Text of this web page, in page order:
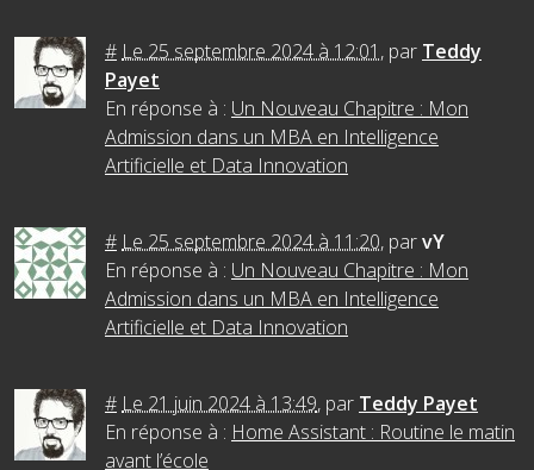
# Le 25 septembre 2024 à 12:01 , par Teddy
Payet
En réponse à : Un Nouveau Chapitre : Mon
Admission dans un MBA en Intelligence
Artificielle et Data Innovation
# Le 25 septembre 2024 à 11:20, parvY
En réponse à : Un Nouveau Chapitre : Mon
Admission dans un MBA en Intelligence
Artificielle et Data Innovation
# Le 21 juin 2024 à 13:49, par Teddy Payet
En réponse à : Home Assistant : Routine le matin
avant l’école